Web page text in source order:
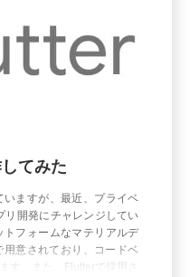
てみた
ますが、最近、プライベ
リ開発にチャレンジしてい
トフォームなマテリアルデ
意されており、コードベ
す。また、Flutterで採用さ